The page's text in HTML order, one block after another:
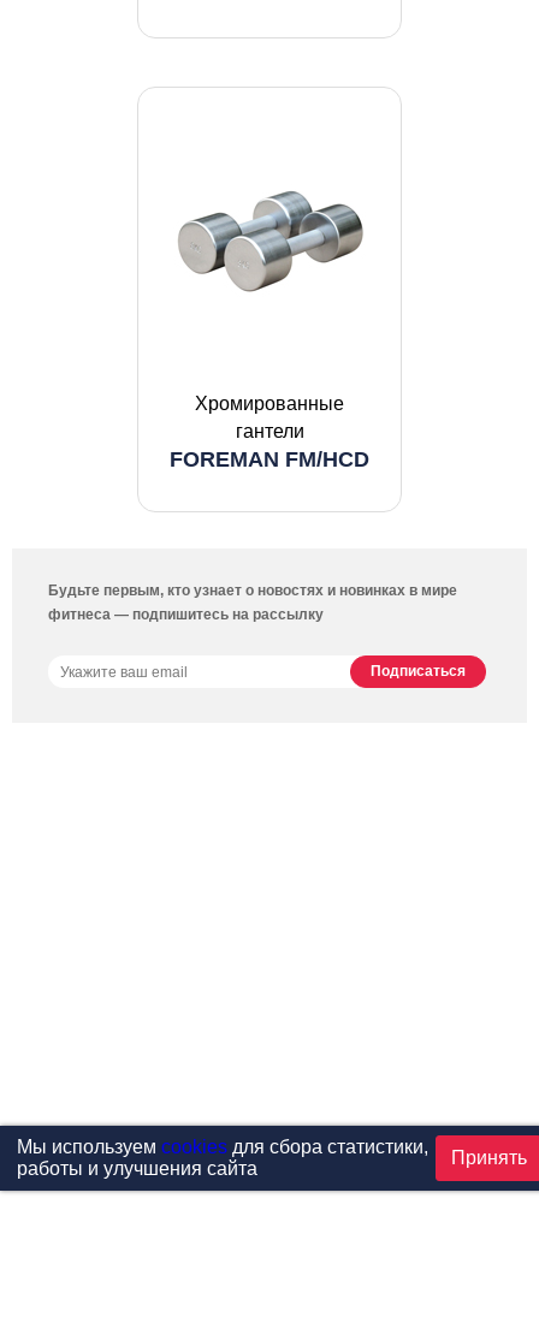
Хромированные
гантели
FOREMAN FM/HCD
Будьте первым, кто узнает о новостях и новинках в мире
фитнеса — подпишитесь на рассылку
Мы используем cookiesдля сбора статистики,
работы и улучшения сайта
Принять